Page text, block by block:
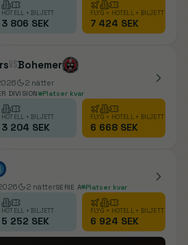
HOTELL + BILJETT
3 806 SEK
FLYG + HOTELL + BILJETT
7 424 SEK
vsBohemer
2 nätter
DIVISION Platser kvar
HOTELL + BILJETT
3 204 SEK
FLYG + HOTELL + BILJETT
6 668 SEK
2 nätterSERIE A Platser kvar
HOTELL + BILJETT
5 252 SEK
FLYG + HOTELL + BILJETT
6 924 SEK